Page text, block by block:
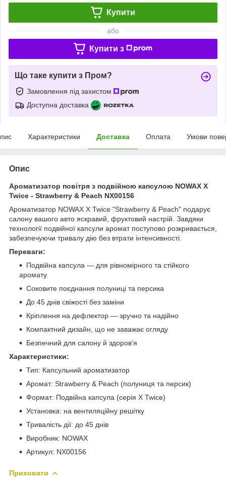
Купити
або
Купити з
Що таке купити з Пром?
Замовлення під захистом
Доступна доставка
Характеристики Доставка Оплата Умови
Опис
Ароматизатор повітря з подвійною капсулою NOWAX X
Twice - Strawberry & Peach NX00156
Ароматизатор NOWAX X Twice "Strawberry & Peach" подарує
салону вашого авто яскравий, фруктовий настрій. Завдяки
технології подвійної капсули аромат поступово розкривається,
забезпечуючи тривалу дію без втрати інтенсивності.
Переваги:
Подвійна капсула — для рівномірного та стійкого
аромату
Соковите поєднання полуниці та персика
До 45 днів свіжості без заміни
Кріплення на дефлектор — зручно та надійно
Компактний дизайн, що не заважає огляду
Безпечний для салону й здоров’я
Характеристики:
Тип: Капсульний ароматизатор
Аромат: Strawberry & Peach (полуниця та персик)
Формат: Подвійна капсула (серія X Twice)
Установка: на вентиляційну решітку
Тривалість дії: до 45 днів
Виробник: NOWAX
Артикул: NX00156
Приховати